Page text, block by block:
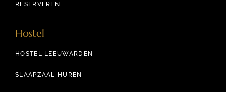
RESERVEREN
Hostel
HOSTEL LEEUWARDEN
SLAAPZAAL HUREN